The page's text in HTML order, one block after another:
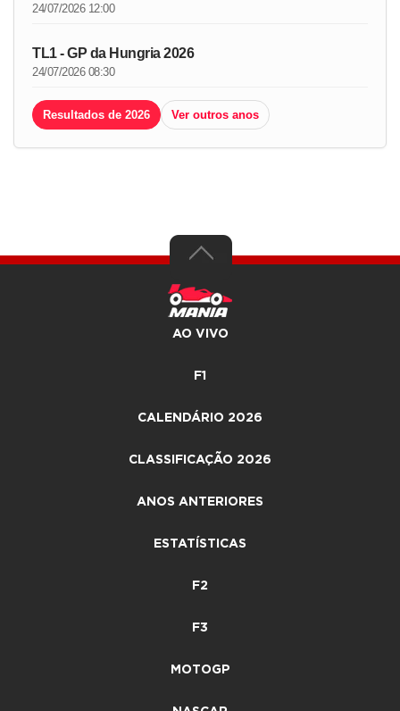
24/07/2026 12:00
TL1 - GP da Hungria 2026
24/07/2026 08:30
Resultados de 2026 Ver outros anos
AO VIVO
F1
CALENDÁRIO 2026
CLASSIFICAÇÃO 2026
ANOS ANTERIORES
ESTATÍSTICAS
F2
F3
MOTOGP